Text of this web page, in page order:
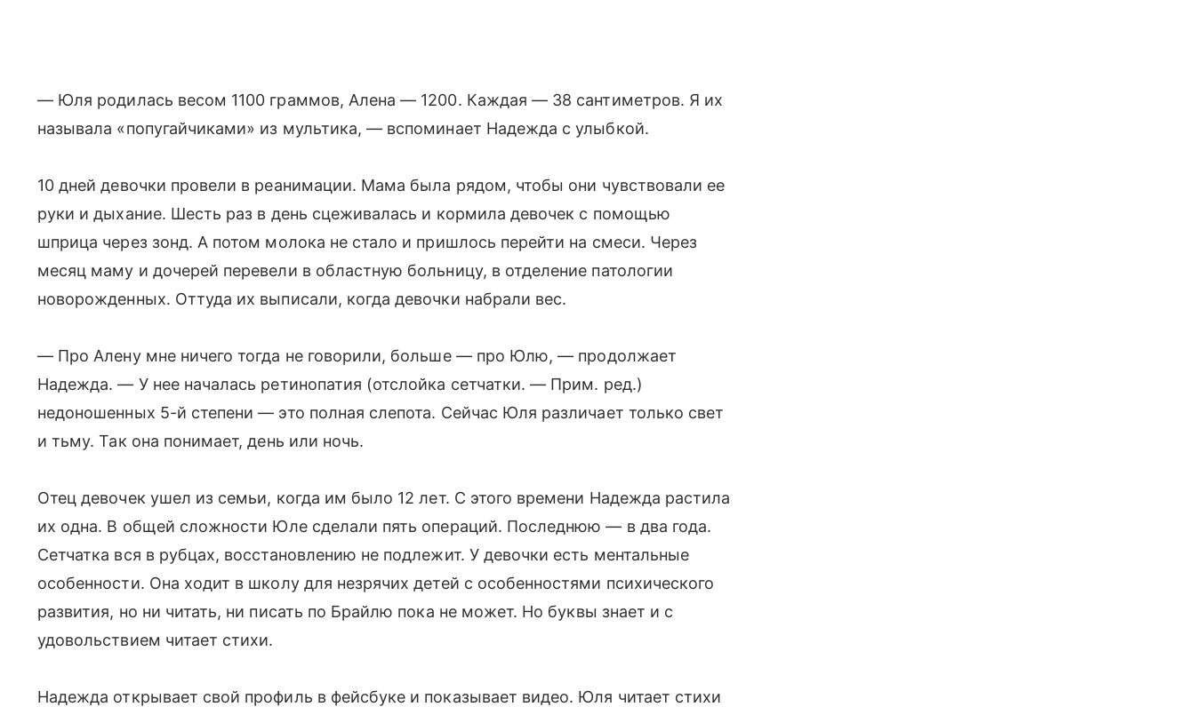
— Юля родилась весом 1100 граммов, Алена — 1200. Каждая — 38 сантиметров. Я их
называла «попугайчиками» из мультика, — вспоминает Надежда с улыбкой.
10 дней девочки провели в реанимации. Мама была рядом, чтобы они чувствовали ее
руки и дыхание. Шесть раз в день сцеживалась и кормила девочек с помощью
шприца через зонд. А потом молока не стало и пришлось перейти на смеси. Через
месяц маму и дочерей перевели в областную больницу, в отделение патологии
новорожденных. Оттуда их выписали, когда девочки набрали вес.
— Про Алену мне ничего тогда не говорили, больше — про Юлю, — продолжает
Надежда. — У нее началась ретинопатия (отслойка сетчатки. — Прим. ред.)
недоношенных 5-й степени — это полная слепота. Сейчас Юля различает только свет
и тьму. Так она понимает, день или ночь.
Отец девочек ушел из семьи, когда им было 12 лет. С этого времени Надежда растила
их одна. В общей сложности Юле сделали пять операций. Последнюю — в два года.
Сетчатка вся в рубцах, восстановлению не подлежит. У девочки есть ментальные
особенности. Она ходит в школу для незрячих детей с особенностями психического
развития, но ни читать, ни писать по Брайлю пока не может. Но буквы знает и с
удовольствием читает стихи.
Надежда открывает свой профиль в фейсбуке и показывает видео. Юля читает стихи